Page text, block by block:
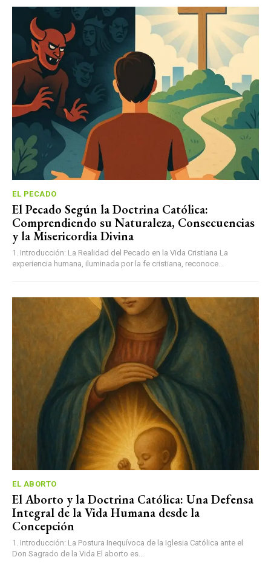
EL PECADO
El Pecado Según la Doctrina Católica:
Comprendiendo su Naturaleza, Consecuencias
y la Misericordia Divina
1. Introducción: La Realidad del Pecado en la Vida Cristiana La
experiencia humana, iluminada por la fe cristiana, reconoce...
EL ABORTO
El Aborto y la Doctrina Católica: Una Defensa
Integral de la Vida Humana desde la
Concepción
1. Introducción: La Postura Inequívoca de la Iglesia Católica ante el
Don Sagrado de la Vida El aborto es...